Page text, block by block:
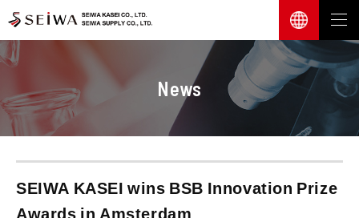
News
SEIWA KASEI wins BSB Innovation Prize
Awards in Amsterdam